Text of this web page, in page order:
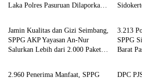
Laka Polres Pasuruan Dilaporkan
Berita
Jamin Kualitas dan Gizi Seimbang,
SPPG AKP Yayasan An-Nur
Salurkan Lebih dari 2.000 Paket
Berita
3.213
SPPG
Barat
Berita
2.960 Penerima Manfaat, SPPG
Berita
DPC